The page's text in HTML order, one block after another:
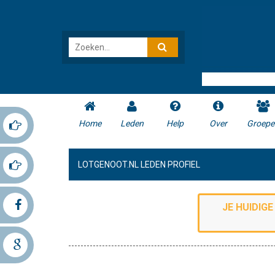
Home Leden Help Over
LOTGENOOT.NL LEDEN PROFIEL
JE